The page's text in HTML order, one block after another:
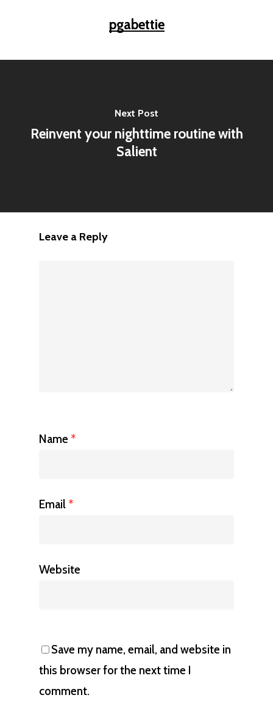
pgabettie
Next Post
Reinvent your nighttime routine with
Salient
Leave a Reply
Name *
Email *
Website
Save my name, email, and website in
this browser for the next time I
comment.